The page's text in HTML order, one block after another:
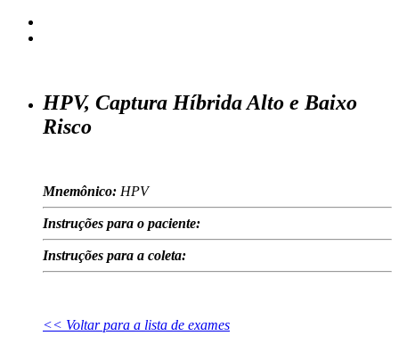
HPV, Captura Híbrida Alto e Baixo
Risco
Mnemônico: HPV
Instruções para o paciente:
Instruções para a coleta:
<< Voltar para a lista de exames